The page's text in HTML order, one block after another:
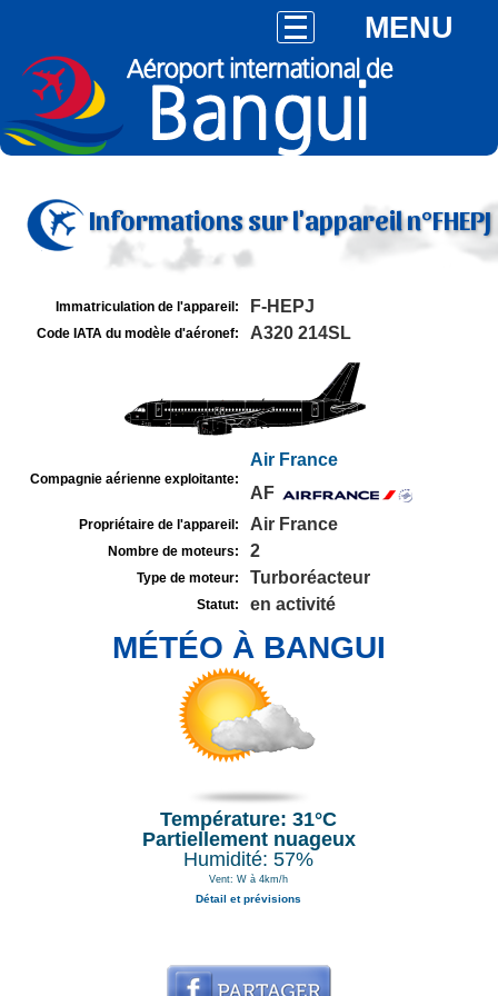
MENU
Informations sur l'appareil n°FHEPJ
Immatriculation de l'appareil: F-HEPJ
Code IATA du modèle d'aéronef: A320 214SL
Compagnie aérienne exploitante:
Air France
AF
Propriétaire de l'appareil: Air France
Nombre de moteurs: 2
Type de moteur: Turboréacteur
Statut: en activité
MÉTÉO À BANGUI
Température: 31°C
Partiellement nuageux
Humidité: 57%
Vent: W à 4km/h
Détail et prévisions